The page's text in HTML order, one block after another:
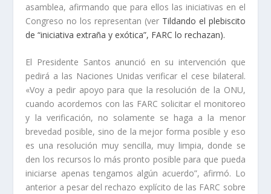
asamblea, afirmando que para ellos las iniciativas en el
Congreso no los representan (ver Tildando el plebiscito
de “iniciativa extraña y exótica”, FARC lo rechazan).
El Presidente Santos anunció en su intervención que
pedirá a las Naciones Unidas verificar el cese bilateral.
«Voy a pedir apoyo para que la resolución de la ONU,
cuando acordemos con las FARC solicitar el monitoreo
y la verificación, no solamente se haga a la menor
brevedad posible, sino de la mejor forma posible y eso
es una resolución muy sencilla, muy limpia, donde se
den los recursos lo más pronto posible para que pueda
iniciarse apenas tengamos algún acuerdo”, afirmó. Lo
anterior a pesar del rechazo explícito de las FARC sobre